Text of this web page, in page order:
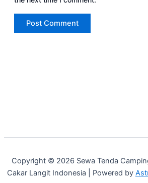
Copyright © 2026 Sewa Tenda
Cakar Langit Indonesia | Powered by